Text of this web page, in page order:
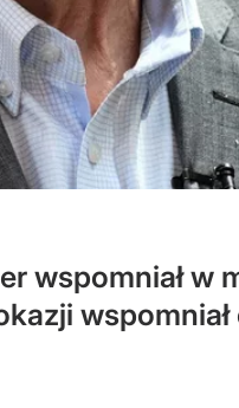
wspomniał